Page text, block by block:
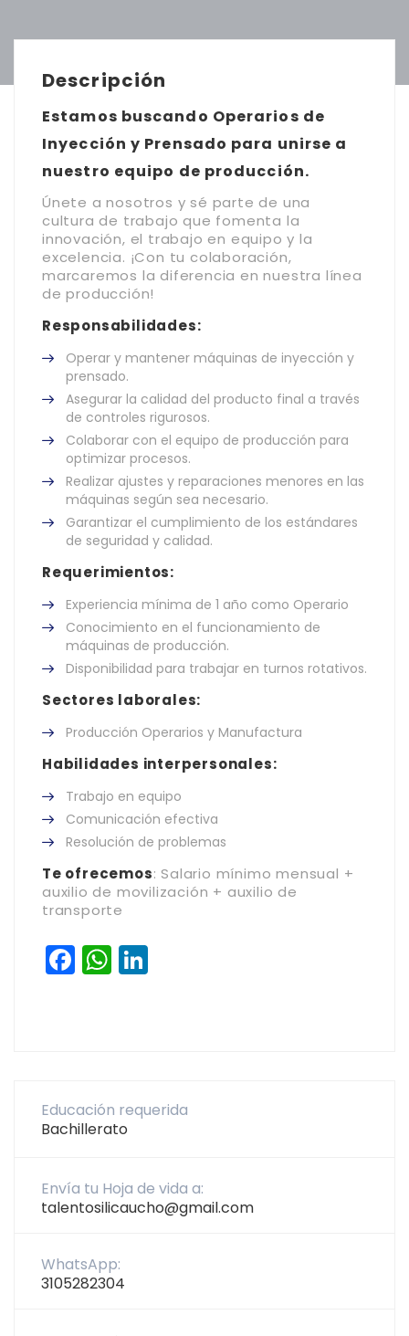
Descripción
Estamos buscando Operarios de
Inyección y Prensado para unirse a
nuestro equipo de producción.
Únete a nosotros y sé parte de una
cultura de trabajo que fomenta la
innovación, el trabajo en equipo y la
excelencia. ¡Con tu colaboración,
marcaremos la diferencia en nuestra línea
de producción!
Responsabilidades:
Operar y mantener máquinas de inyección y
prensado.
Asegurar la calidad del producto final a través
de controles rigurosos.
Colaborar con el equipo de producción para
optimizar procesos.
Realizar ajustes y reparaciones menores en las
máquinas según sea necesario.
Garantizar el cumplimiento de los estándares
de seguridad y calidad.
Requerimientos:
Experiencia mínima de 1 año como Operario
Conocimiento en el funcionamiento de
máquinas de producción.
Disponibilidad para trabajar en turnos rotativos.
Sectores laborales:
Producción Operarios y Manufactura
Habilidades interpersonales:
Trabajo en equipo
Comunicación efectiva
Resolución de problemas
Te ofrecemos: Salario mínimo mensual +
auxilio de movilización + auxilio de
transporte
Facebook
WhatsApp
Educación requerida
Bachillerato
Envía tu Hoja de vida a:
talentosilicaucho@gmail.com
WhatsApp:
3105282304